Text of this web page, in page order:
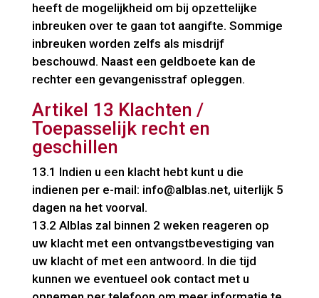
heeft de mogelijkheid om bij opzettelijke
inbreuken over te gaan tot aangifte. Sommige
inbreuken worden zelfs als misdrijf
beschouwd. Naast een geldboete kan de
rechter een gevangenisstraf opleggen.
Artikel 13 Klachten /
Toepasselijk recht en
geschillen
13.1 Indien u een klacht hebt kunt u die
indienen per e-mail: info@alblas.net, uiterlijk 5
dagen na het voorval.
13.2 Alblas zal binnen 2 weken reageren op
uw klacht met een ontvangstbevestiging van
uw klacht of met een antwoord. In die tijd
kunnen we eventueel ook contact met u